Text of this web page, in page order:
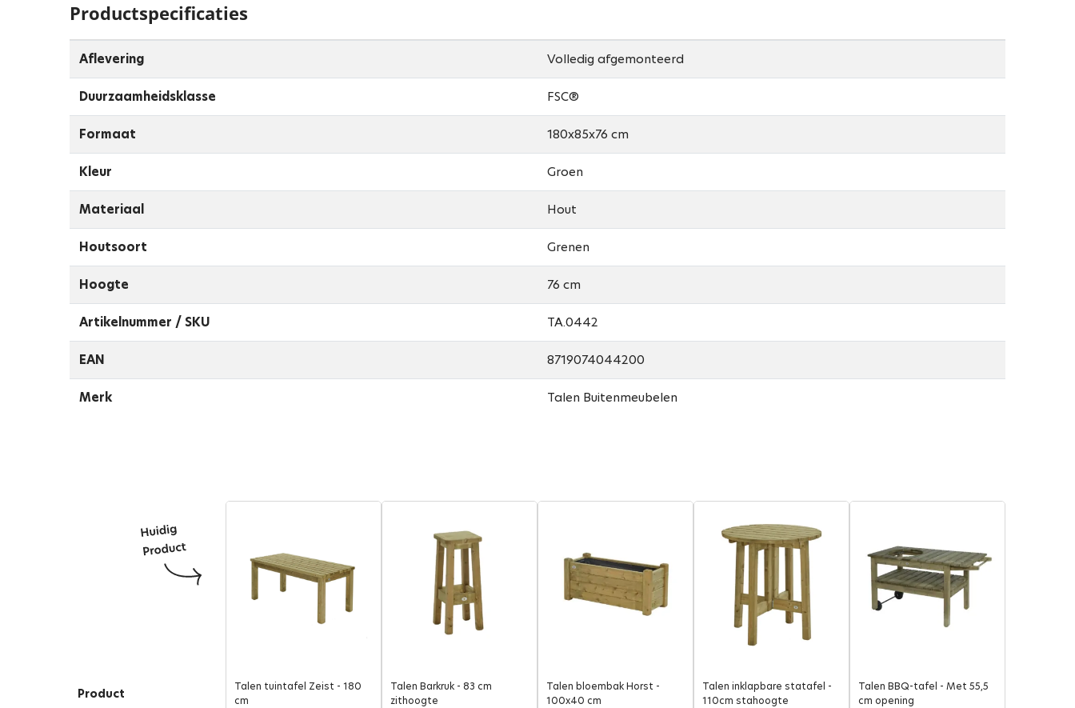
Productspecificaties
Aflevering Volledig afgemonteerd
Duurzaamheidsklasse FSC®
Formaat 180x85x76 cm
Kleur Groen
Materiaal Hout
Houtsoort Grenen
Hoogte 76 cm
Artikelnummer / SKU TA.0442
EAN 8719074044200
Merk Talen Buitenmeubelen
Product
Talen tuintafel Zeist - 180
cm
Talen Barkruk - 83 cm
zithoogte
Talen bloembak Horst -
100x40 cm
Talen inklapbare statafel -
110cm stahoogte
Talen BBQ-tafel - Met 55,5
cm opening